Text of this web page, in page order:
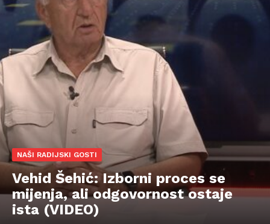
NAŠI RADIJSKI GOSTI
Vehid Šehić: Izborni proces se
mijenja, ali odgovornost ostaje
ista (VIDEO)